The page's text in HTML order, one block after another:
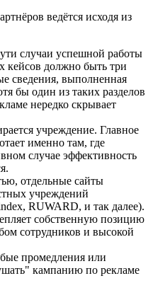
ведётся исходя из
случаи успешной работы
кейсов должно быть три
сведения, выполненная
бы один из таких разделов
нередко скрывает
учреждение. Главное
именно там, где
случае эффективность
отдельные сайты
учреждений
RUWARD, и так далее).
собственную позицию
сотрудников и высокой
промедления или
кампанию по рекламе